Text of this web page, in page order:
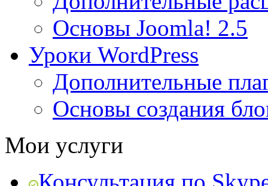
Основы Joomla! 2.5
Уроки WordPress
Дополнительные
Основы создания
Мои услуги